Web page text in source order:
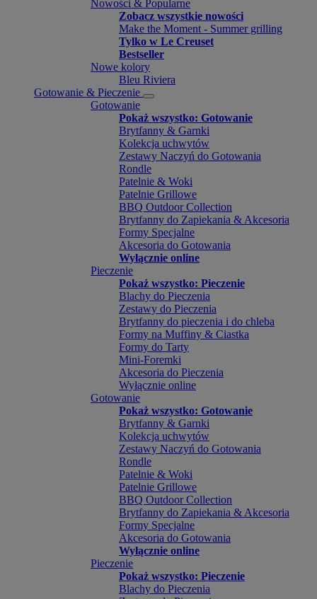
Nowości & Popularne
Zobacz wszystkie nowości
Make the Moment - Summer grilling
Tylko w Le Creuset
Bestseller
Nowe kolory
Bleu Riviera
Gotowanie & Pieczenie
Gotowanie
Pokaż wszystko: Gotowanie
Brytfanny & Garnki
Kolekcja uchwytów
Zestawy Naczyń do Gotowania
Rondle
Patelnie & Woki
Patelnie Grillowe
BBQ Outdoor Collection
Brytfanny do Zapiekania & Akcesoria
Formy Specjalne
Akcesoria do Gotowania
Wyłącznie online
Pieczenie
Pokaż wszystko: Pieczenie
Blachy do Pieczenia
Zestawy do Pieczenia
Brytfanny do pieczenia i do chleba
Formy na Muffiny & Ciastka
Formy do Tarty
Mini-Foremki
Akcesoria do Pieczenia
Wyłącznie online
Gotowanie
Pokaż wszystko: Gotowanie
Brytfanny & Garnki
Kolekcja uchwytów
Zestawy Naczyń do Gotowania
Rondle
Patelnie & Woki
Patelnie Grillowe
BBQ Outdoor Collection
Brytfanny do Zapiekania & Akcesoria
Formy Specjalne
Akcesoria do Gotowania
Wyłącznie online
Pieczenie
Pokaż wszystko: Pieczenie
Blachy do Pieczenia